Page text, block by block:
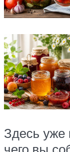
Здесь уже